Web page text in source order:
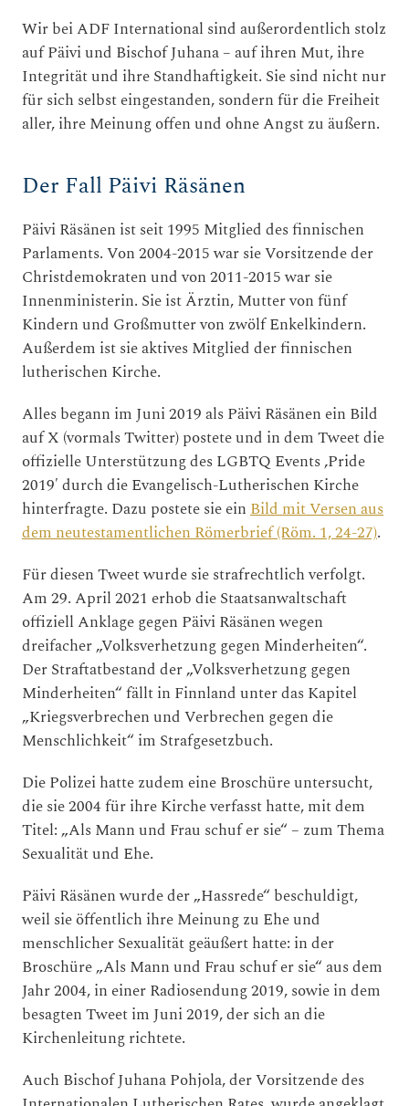
Wir bei ADF International sind außerordentlich stolz
auf Päivi und Bischof Juhana – auf ihren Mut, ihre
Integrität und ihre Standhaftigkeit. Sie sind nicht nur
für sich selbst eingestanden, sondern für die Freiheit
aller, ihre Meinung offen und ohne Angst zu äußern.
Der Fall Päivi Räsänen
Päivi Räsänen ist seit 1995 Mitglied des finnischen
Parlaments. Von 2004-2015 war sie Vorsitzende der
Christdemokraten und von 2011-2015 war sie
Innenministerin. Sie ist Ärztin, Mutter von fünf
Kindern und Großmutter von zwölf Enkelkindern.
Außerdem ist sie aktives Mitglied der finnischen
lutherischen Kirche.
Alles begann im Juni 2019 als Päivi Räsänen ein Bild
auf X (vormals Twitter) postete und in dem Tweet die
offizielle Unterstützung des LGBTQ Events ‚Pride
2019′ durch die Evangelisch-Lutherischen Kirche
hinterfragte. Dazu postete sie einBild mit Versen aus
dem neutestamentlichen Römerbrief (Röm. 1, 24-27).
Für diesen Tweet wurde sie strafrechtlich verfolgt.
Am 29. April 2021 erhob die Staatsanwaltschaft
offiziell Anklage gegen Päivi Räsänen wegen
dreifacher „Volksverhetzung gegen Minderheiten“.
Der Straftatbestand der „Volksverhetzung gegen
Minderheiten“ fällt in Finnland unter das Kapitel
„Kriegsverbrechen und Verbrechen gegen die
Menschlichkeit“ im Strafgesetzbuch.
Die Polizei hatte zudem eine Broschüre untersucht,
die sie 2004 für ihre Kirche verfasst hatte, mit dem
Titel: „Als Mann und Frau schuf er sie“ – zum Thema
Sexualität und Ehe.
Päivi Räsänen wurde der „Hassrede“ beschuldigt,
weil sie öffentlich ihre Meinung zu Ehe und
menschlicher Sexualität geäußert hatte: in der
Broschüre „Als Mann und Frau schuf er sie“ aus dem
Jahr 2004, in einer Radiosendung 2019, sowie in dem
besagten Tweet im Juni 2019, der sich an die
Kirchenleitung richtete.
Auch Bischof Juhana Pohjola, der Vorsitzende des